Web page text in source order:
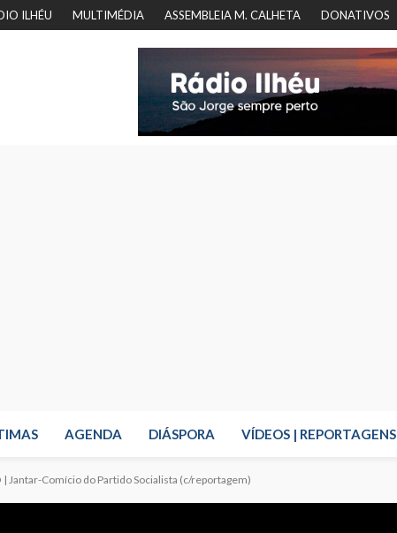
ILHÉU MULTIMÉDIA ASSEMBLEIA M. CALHETA DONATIVOS
AGENDA DIÁSPORA VÍDEOS | REPORTAGENS
| Jantar-Comício do Partido Socialista (c/reportagem)